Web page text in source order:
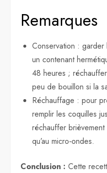
Remarques
Conservation :
un contenant
48 heures ;
peu de bouillon si la
Réchauffage : pour
remplir les coquilles
réchauffer
qu’au micro‑ondes.
Conclusion : Cette